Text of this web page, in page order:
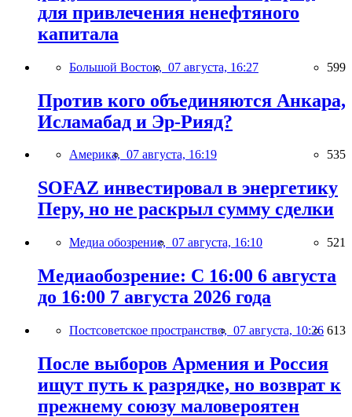
для привлечения ненефтяного
капитала
Большой Восток, 07 августа, 16:27 599
Против кого объединяются Анкара,
Исламабад и Эр-Рияд?
Америка, 07 августа, 16:19 535
SOFAZ инвестировал в энергетику
Перу, но не раскрыл сумму сделки
Медиа обозрение, 07 августа, 16:10 521
Медиаобозрение: С 16:00 6 августа
до 16:00 7 августа 2026 года
Постсоветское пространство, 07 августа, 10:26 613
После выборов Армения и Россия
ищут путь к разрядке, но возврат к
прежнему союзу маловероятен